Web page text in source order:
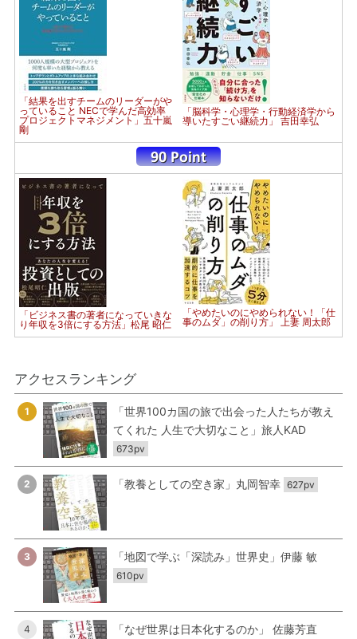
「結果を出すチームのリーダーがや
っていること NECで学んだ高効率
プロジェクトマネジメント」五十嵐
剛
「脳科学・心理学・行動経済学から
導いたすごい継続力」 吉田幸弘
「ビジネス書の著者になっていきな
り年収を3倍にする方法」松尾 昭仁
「やめたいのにやめられない！「仕
事のムダ」の削り方」 上妻 周太郎
アクセスランキング
1
「世界100カ国の旅で出会った人たちが教え
てくれた 人生で大切なこと」旅人KAD
673pv
2 「教養としての空き家」丸岡智幸 627pv
3 「地図で学ぶ「深読み」世界史」伊藤 敏
610pv
4 「なぜ世界は日本化するのか」 佐藤芳直